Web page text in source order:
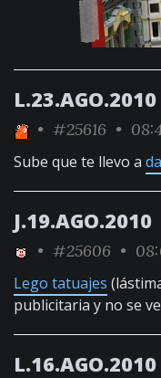
L.23.AGO.2010
• #25616 •
Sube que te llevo a
J.19.AGO.2010
• #25606 •
Lego tatuajes
publicitaria y no se
L.16.AGO.2010